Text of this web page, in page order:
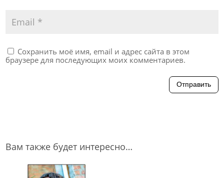
Сохранить моё имя, email и адрес сайта в этом
браузере для последующих моих комментариев.
Отправить
Вам также будет интересно…